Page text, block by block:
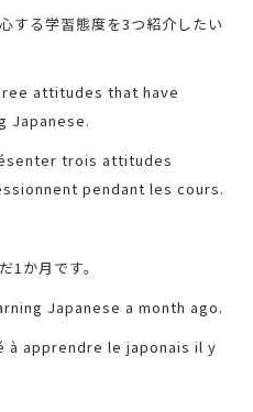
する学習態度を3つ紹介したい
attitudes that have
Japanese.
trois attitudes
pendant les cours.
1か月です。
Japanese a month ago.
à apprendre le japonais il y